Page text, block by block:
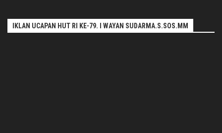
IKLAN UCAPAN HUT RI KE-79. I WAYAN SUDARMA.S.SOS.MM